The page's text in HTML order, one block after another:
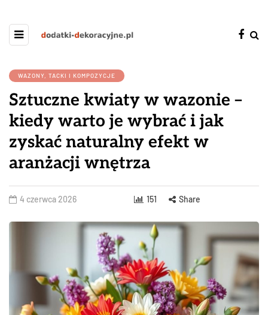
WAZONY, TACKI I KOMPOZYCJE
Sztuczne kwiaty w wazonie –
kiedy warto je wybrać i jak
zyskać naturalny efekt w
aranżacji wnętrza
4 czerwca 2026 151 Share